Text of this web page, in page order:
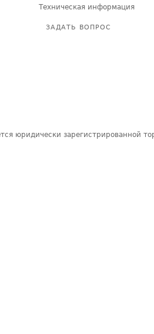
Техническая информация
ЗАДАТЬ ВОПРОС
юридически зарегистрированной